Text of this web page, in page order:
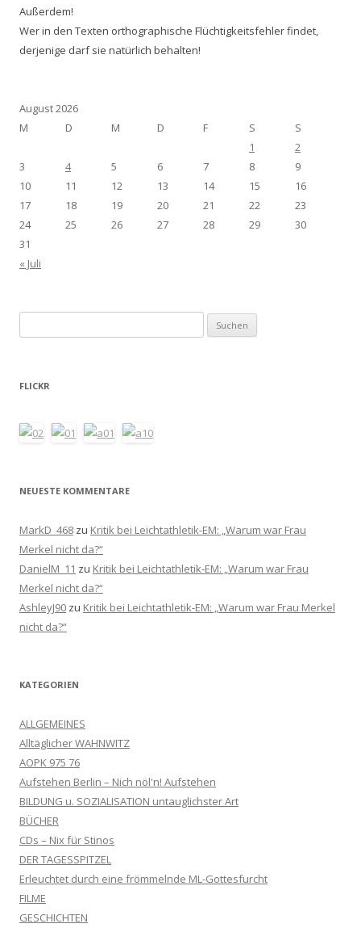
Außerdem!
Wer in den Texten orthographische Flüchtigkeitsfehler findet,
derjenige darf sie natürlich behalten!
August 2026
M
D M D F S
S
1
2
3
4 5 6 7 8
9
10
11 12 13 14 15
16
17
18 19 20 21 22
23
24
25 26 27 28 29
30
31
« Juli
nach:
FLICKR
NEUESTE KOMMENTARE
MarkD_468 zu Kritik bei Leichtathletik-EM: „Warum war Frau
Merkel nicht da?“
DanielM_11 zu Kritik bei Leichtathletik-EM: „Warum war Frau
Merkel nicht da?“
AshleyJ90 zu Kritik bei Leichtathletik-EM: „Warum war Frau Merkel
nicht da?“
KATEGORIEN
ALLGEMEINES
Alltäglicher WAHNWITZ
AOPK 975 76
Aufstehen Berlin – Nich nöl'n! Aufstehen
BILDUNG u. SOZIALISATION untauglichster Art
BÜCHER
CDs – Nix für Stinos
DER TAGESSPITZEL
Erleuchtet durch eine frömmelnde ML-Gottesfurcht
FILME
GESCHICHTEN